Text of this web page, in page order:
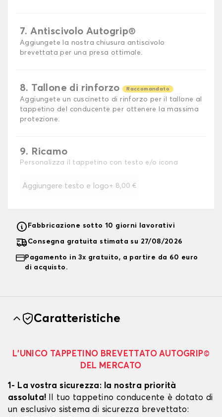
7. Antiscivolo Autogrip®
Aggiungete la nostra chiusura antiscivolo
brevettata per una presa ottimale.
8. Tallone di rinforzo Raccomandato
Aggiungete un cuscinetto di rinforzo per il tallone al
tappetino del conducente per ottenere la massima
protezione.
9. Ricamo
Personalizza il tappetino con testo e/o icona
Aggiungere testo e logo+ 8,00 €
Fabbricazione sotto 10 giorni lavorativi
Consegna gratuita stimata su 27/08/2026
Pagamento in 3x gratuito, a partire da 60 euro
di acquisto.
Caratteristiche
L’UNICO TAPPETINO BREVETTATO AUTOGRIP©
DEL MERCATO
1- La vostra sicurezza: la nostra priorità
assoluta! Il tuo tappetino conducente è dotato di
un esclusivo sistema di sicurezza brevettato: